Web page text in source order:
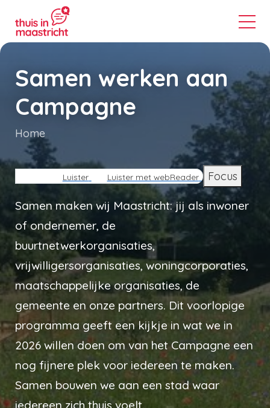
Samen werken aan
Campagne
Kruimelpad
Home
Luister Luister met webReader Focus
Samen maken wij Maastricht: jij als inwoner
of ondernemer, de
buurtnetwerkorganisaties,
vrijwilligersorganisaties, woningcorporaties,
maatschappelijke organisaties, de
gemeente en onze partners. Dit voorlopige
programma geeft een kijkje in wat we in
2026 willen doen om van het Campagne een
nog fijnere plek voor iedereen te maken.
Samen bouwen we aan een stad waar
iedereen zich thuis voelt.